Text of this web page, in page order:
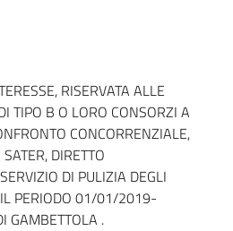
RISERVATA ALLE
TIPO B O LORO CONSORZI A
CONCORRENZIALE,
DIRETTO
DI PULIZIA DEGLI
IL PERIODO 01/01/2019-
GAMBETTOLA .